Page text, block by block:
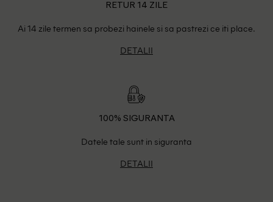
RETUR 14 ZILE
Ai 14 zile termen sa probezi hainele si sa pastrezi ce iti place.
DETALII
100% SIGURANTA
Datele tale sunt in siguranta
DETALII